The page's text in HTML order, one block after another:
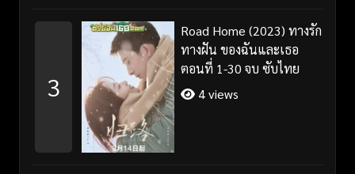
3
Road Home (2023) ทางรัก
ทางฝัน ของฉันและเธอ
ตอนที่ 1-30 จบ ซับไทย
4 views